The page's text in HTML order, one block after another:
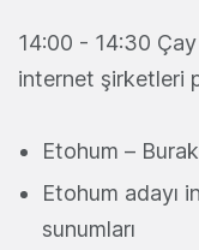
14:00 - 14:30
internet şirketleri
Etohum –
Etohum adayı
sunumları